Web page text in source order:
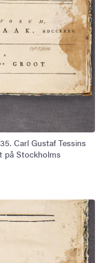
Carl Gustaf Tessins
på Stockholms